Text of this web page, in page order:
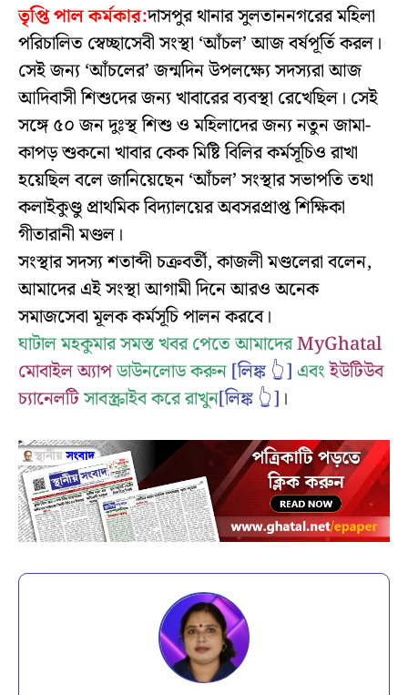
তৃপ্তি পাল কর্মকার:দাসপুর থানার সুলতাননগরের মহিলা
পরিচালিত স্বেচ্ছাসেবী সংস্থা ‘আঁচল’ আজ বর্ষপূর্তি করল।
সেই জন্য ‘আঁচলের’ জন্মদিন উপলক্ষ্যে সদস্যরা আজ
আদিবাসী শিশুদের জন্য খাবারের ব্যবস্থা রেখেছিল। সেই
সঙ্গে ৫০ জন দুঃস্থ শিশু ও মহিলাদের জন্য নতুন জামা-
কাপড় শুকনো খাবার কেক মিষ্টি বিলির কর্মসূচিও রাখা
হয়েছিল বলে জানিয়েছেন ‘আঁচল’ সংস্থার সভাপতি তথা
কলাইকুণ্ডু প্রাথমিক বিদ্যালয়ের অবসরপ্রাপ্ত শিক্ষিকা
গীতারানী মণ্ডল।
সংস্থার সদস্য শতাব্দী চক্রবর্তী, কাজলী মণ্ডলেরা বলেন,
আমাদের এই সংস্থা আগামী দিনে আরও অনেক
সমাজসেবা মূলক কর্মসূচি পালন করবে।
ঘাটাল মহকুমার সমস্ত খবর পেতে আমাদেরMyGhatal
মোবাইল অ্যাপডাউনলোড করুন[লিঙ্ক 👆] এবংইউটিউব
চ্যানেলটিসাবস্ক্রাইব করে রাখুন[লিঙ্ক 👆] ।